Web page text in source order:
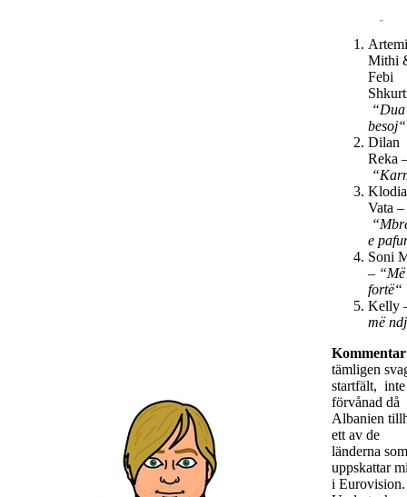
Mithi
Febi
besoj“
Dilan
Reka
Vata –
e
Soni
–
fortë“
Kelly
më
tämligen
startfält, inte
förvånad då
Albanien
ett av de
länderna
uppskattar
i Eurovision.